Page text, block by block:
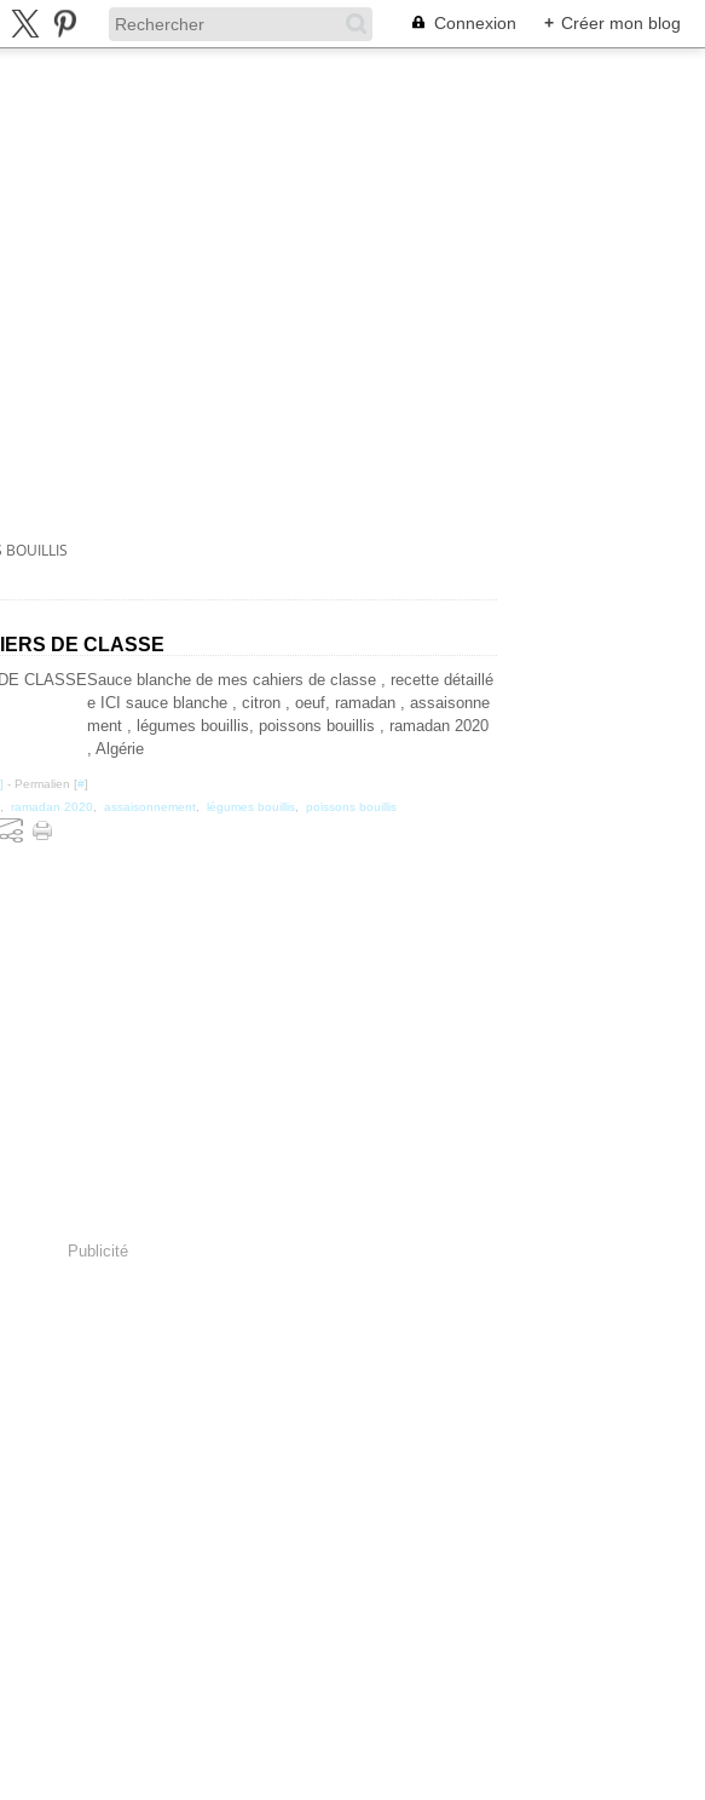
Connexion + Créer mon blog
BOUILLIS
DE CLASSE
Sauce blanche de mes cahiers de classe , recette détaillé
e ICI sauce blanche , citron , oeuf, ramadan , assaisonne
ment , légumes bouillis, poissons bouillis , ramadan 2020
, Algérie
] - Permalien [#]
ramadan 2020 assaisonnement légumes bouillis poissons bouillis
Publicité